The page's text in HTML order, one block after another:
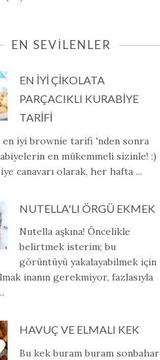
EN SEVİLENLER
EN İYİ ÇİKOLATA
PARÇACIKLI KURABİYE
TARİFİ
en iyi brownie tarifi 'nden sonra
en mükemmeli sizinle! :)
canavarı olarak, her hafta ...
NUTELLA'LI ÖRGÜ EKMEK
Nutella aşkına! Öncelikle
belirtmek isterim; bu
görüntüyü yakalayabilmek için
inanın gerekmiyor, fazlasıyla
HAVUÇ VE ELMALI KEK
Bu kek buram buram sonbahar